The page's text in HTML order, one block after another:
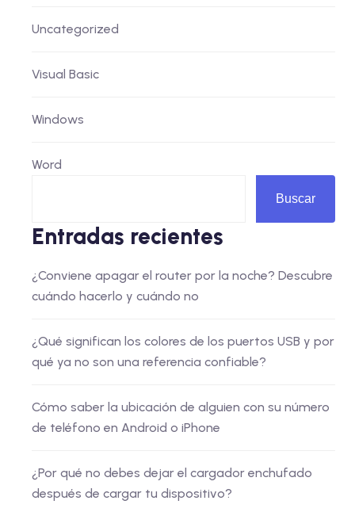
Uncategorized
Visual Basic
Windows
Word
Buscar
Entradas recientes
¿Conviene apagar el router por la noche? Descubre
cuándo hacerlo y cuándo no
¿Qué significan los colores de los puertos USB y por
qué ya no son una referencia confiable?
Cómo saber la ubicación de alguien con su número
de teléfono en Android o iPhone
¿Por qué no debes dejar el cargador enchufado
después de cargar tu dispositivo?